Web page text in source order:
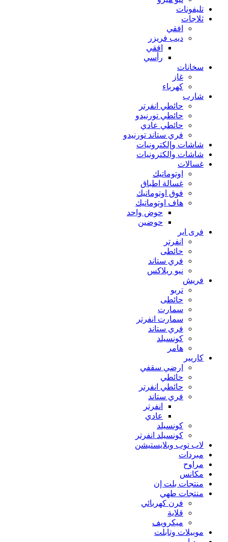
تليفونات
ثلاجات
افقي
ديب فريزر
افقي
رأسي
سخانات
غاز
كهرباء
شارب
حائطي انفرتر
حائطي تورنيدو
حائطي عادي
فري ستاند تورنيدو
شاشات وإلكترونيات
شاشات والكترونيات
غسالات
اوتوماتيك
غسالة اطباق
فوق اوتوماتيك
هاف اوتوماتيك
حوض واحد
حوضين
فرى اير
انفرتر
حائطى
فري ستاند
نيو ريلاكس
فريش
تربو
حائطى
سمارت
سمارت انفرتر
فري ستاند
كونسيلد
هامر
كاريير
ارضي سقفي
حائطي
حائطي انفرتر
فري ستاند
انفرتر
عادي
كونسيلد
كونسيلد انفرتر
لاب توب وبلايستيشن
مبردات
مراوح
مكانس
منتجات بلت إن
منتجات طهي
فرن كهربائي
قلاية
ميكرويف
موبيلات وتابلت